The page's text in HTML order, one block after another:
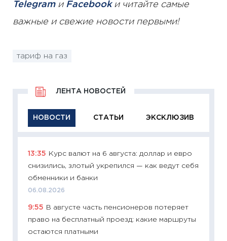
Telegramи Facebookи читайте самые
важные и свежие новости первыми!
тариф на газ
НОВОСТИ СТАТЬИ ЭКСКЛЮЗИВ
ЛЕНТА НОВОСТЕЙ
13:35
Курс валют на 6 августа: доллар и евро
снизились, злотый укрепился — как ведут себя
обменники и банки
06.08.2026
9:55
В августе часть пенсионеров потеряет
право на бесплатный проезд: какие маршруты
остаются платными